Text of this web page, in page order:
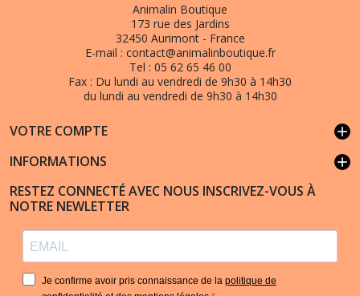
Animalin Boutique
173 rue des Jardins
32450 Aurimont - France
E-mail : contact@animalinboutique.fr
Tel : 05 62 65 46 00
Fax : Du lundi au vendredi de 9h30 à 14h30
du lundi au vendredi de 9h30 à 14h30
VOTRE COMPTE add
INFORMATIONS add
RESTEZ CONNECTÉ AVEC NOUS INSCRIVEZ-VOUS À
NOTRE NEWLETTER
Je confirme avoir pris connaissance de la politique de